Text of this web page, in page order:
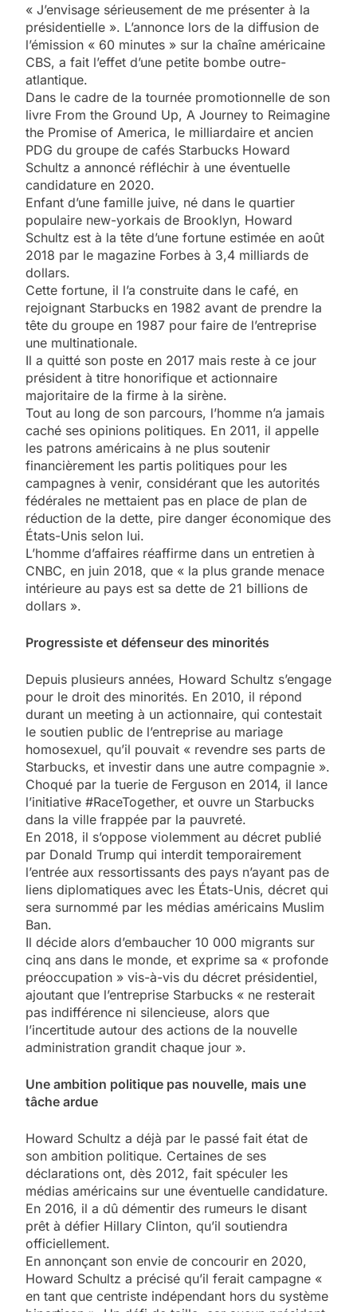
« J’envisage sérieusement de me présenter à la
présidentielle ». L’annonce lors de la diffusion de
l’émission « 60 minutes » sur la chaîne américaine
CBS, a fait l’effet d’une petite bombe outre-
atlantique.
Dans le cadre de la tournée promotionnelle de son
livre From the Ground Up, A Journey to Reimagine
the Promise of America, le milliardaire et ancien
PDG du groupe de cafés Starbucks Howard
Schultz a annoncé réfléchir à une éventuelle
candidature en 2020.
Enfant d’une famille juive, né dans le quartier
populaire new-yorkais de Brooklyn, Howard
Schultz est à la tête d’une fortune estimée en août
2018 par le magazine Forbes à 3,4 milliards de
dollars.
Cette fortune, il l’a construite dans le café, en
rejoignant Starbucks en 1982 avant de prendre la
tête du groupe en 1987 pour faire de l’entreprise
une multinationale.
Il a quitté son poste en 2017 mais reste à ce jour
président à titre honorifique et actionnaire
majoritaire de la firme à la sirène.
Tout au long de son parcours, l’homme n’a jamais
caché ses opinions politiques. En 2011, il appelle
les patrons américains à ne plus soutenir
financièrement les partis politiques pour les
campagnes à venir, considérant que les autorités
fédérales ne mettaient pas en place de plan de
réduction de la dette, pire danger économique des
États-Unis selon lui.
L’homme d’affaires réaffirme dans un entretien à
CNBC, en juin 2018, que « la plus grande menace
intérieure au pays est sa dette de 21 billions de
dollars ».
Progressiste et défenseur des minorités
Depuis plusieurs années, Howard Schultz s’engage
pour le droit des minorités. En 2010, il répond
durant un meeting à un actionnaire, qui contestait
le soutien public de l’entreprise au mariage
homosexuel, qu’il pouvait « revendre ses parts de
Starbucks, et investir dans une autre compagnie ».
Choqué par la tuerie de Ferguson en 2014, il lance
l’initiative #RaceTogether, et ouvre un Starbucks
dans la ville frappée par la pauvreté.
En 2018, il s’oppose violemment au décret publié
par Donald Trump qui interdit temporairement
l’entrée aux ressortissants des pays n’ayant pas de
liens diplomatiques avec les États-Unis, décret qui
sera surnommé par les médias américains Muslim
Ban.
Il décide alors d’embaucher 10 000 migrants sur
cinq ans dans le monde, et exprime sa « profonde
préoccupation » vis-à-vis du décret présidentiel,
ajoutant que l’entreprise Starbucks « ne resterait
pas indifférence ni silencieuse, alors que
l’incertitude autour des actions de la nouvelle
administration grandit chaque jour ».
Une ambition politique pas nouvelle, mais une
tâche ardue
Howard Schultz a déjà par le passé fait état de
son ambition politique. Certaines de ses
déclarations ont, dès 2012, fait spéculer les
médias américains sur une éventuelle candidature.
En 2016, il a dû démentir des rumeurs le disant
prêt à défier Hillary Clinton, qu’il soutiendra
officiellement.
En annonçant son envie de concourir en 2020,
Howard Schultz a précisé qu’il ferait campagne «
en tant que centriste indépendant hors du système